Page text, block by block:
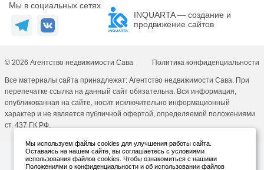
Мы в социальных сетях
INQUARTA — создание и
продвижение сайтов
© 2026 Агентство недвижимости Сава Политика конфиденциальности
Все материалы сайта принадлежат: Агентство недвижимости Сава. При
перепечатке ссылка на данный сайт обязательна. Вся информация,
опубликованная на сайте, носит исключительно информационный
характер и не является публичной офертой, определяемой положениями
ст. 437 ГК РФ.
Мы используем файлы cookies для улучшения работы сайта.
Оставаясь на нашем сайте, вы соглашаетесь с условиями
использования файлов cookies. Чтобы ознакомиться с нашими
Положениями о конфиденциальности и об использовании файлов